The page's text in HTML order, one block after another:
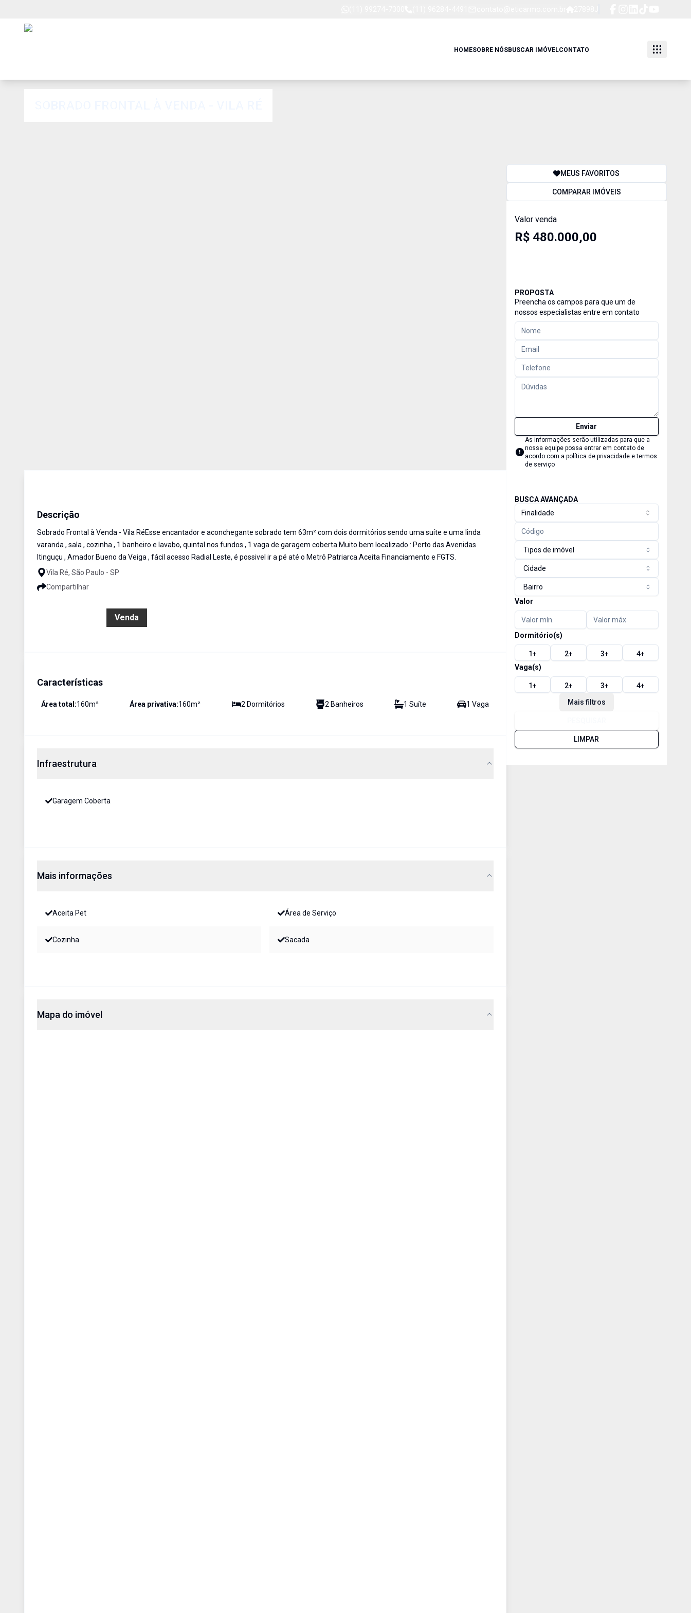
HOMESOBRE NÓSBUSCAR IMÓVELCONTATO
Descrição
Sobrado Frontal à Venda - Vila RéEsse encantador e aconchegante sobrado tem 63m² com dois dormitórios sendo uma suíte e uma linda
varanda , sala , cozinha , 1 banheiro e lavabo, quintal nos fundos , 1 vaga de garagem coberta.Muito bem localizado : Perto das Avenidas
Itinguçu , Amador Bueno da Veiga , fácil acesso Radial Leste, é possivel ir a pé até o Metrô Patriarca.Aceita Financiamento e FGTS.
Vila Ré, São Paulo - SP
Compartilhar
Venda
Características
Área total:160m² Área privativa:160m² 2 Dormitórios 2 Banheiros 1 Suíte 1 Vaga
Infraestrutura
Garagem Coberta
Mais informações
Aceita Pet Área de Serviço
Cozinha Sacada
Mapa do imóvel
MEUS FAVORITOS
COMPARAR IMÓVEIS
Valor venda
R$ 480.000,00
PROPOSTA
Preencha os campos para que um de
nossos especialistas entre em contato
Enviar
As informações serão utilizadas para que a
nossa equipe possa entrar em contato de
acordo com a política de privacidade e termos
de serviço
BUSCA AVANÇADA
Finalidade
Tipos de imóvel
Cidade
Bairro
Valor
Dormitório(s)
1+ 2+ 3+ 4+
Vaga(s)
1+ 2+ 3+ 4+
Mais filtros
LIMPAR